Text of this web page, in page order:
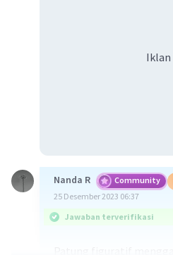
Iklan
Nanda R Community
25 Desember 2023 06:37
Jawaban terverifikasi